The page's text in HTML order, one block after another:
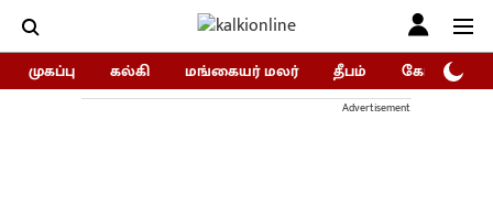
முகப்பு கல்கி மங்கையர் மலர் தீபம் கோகுலம்/
Advertisement